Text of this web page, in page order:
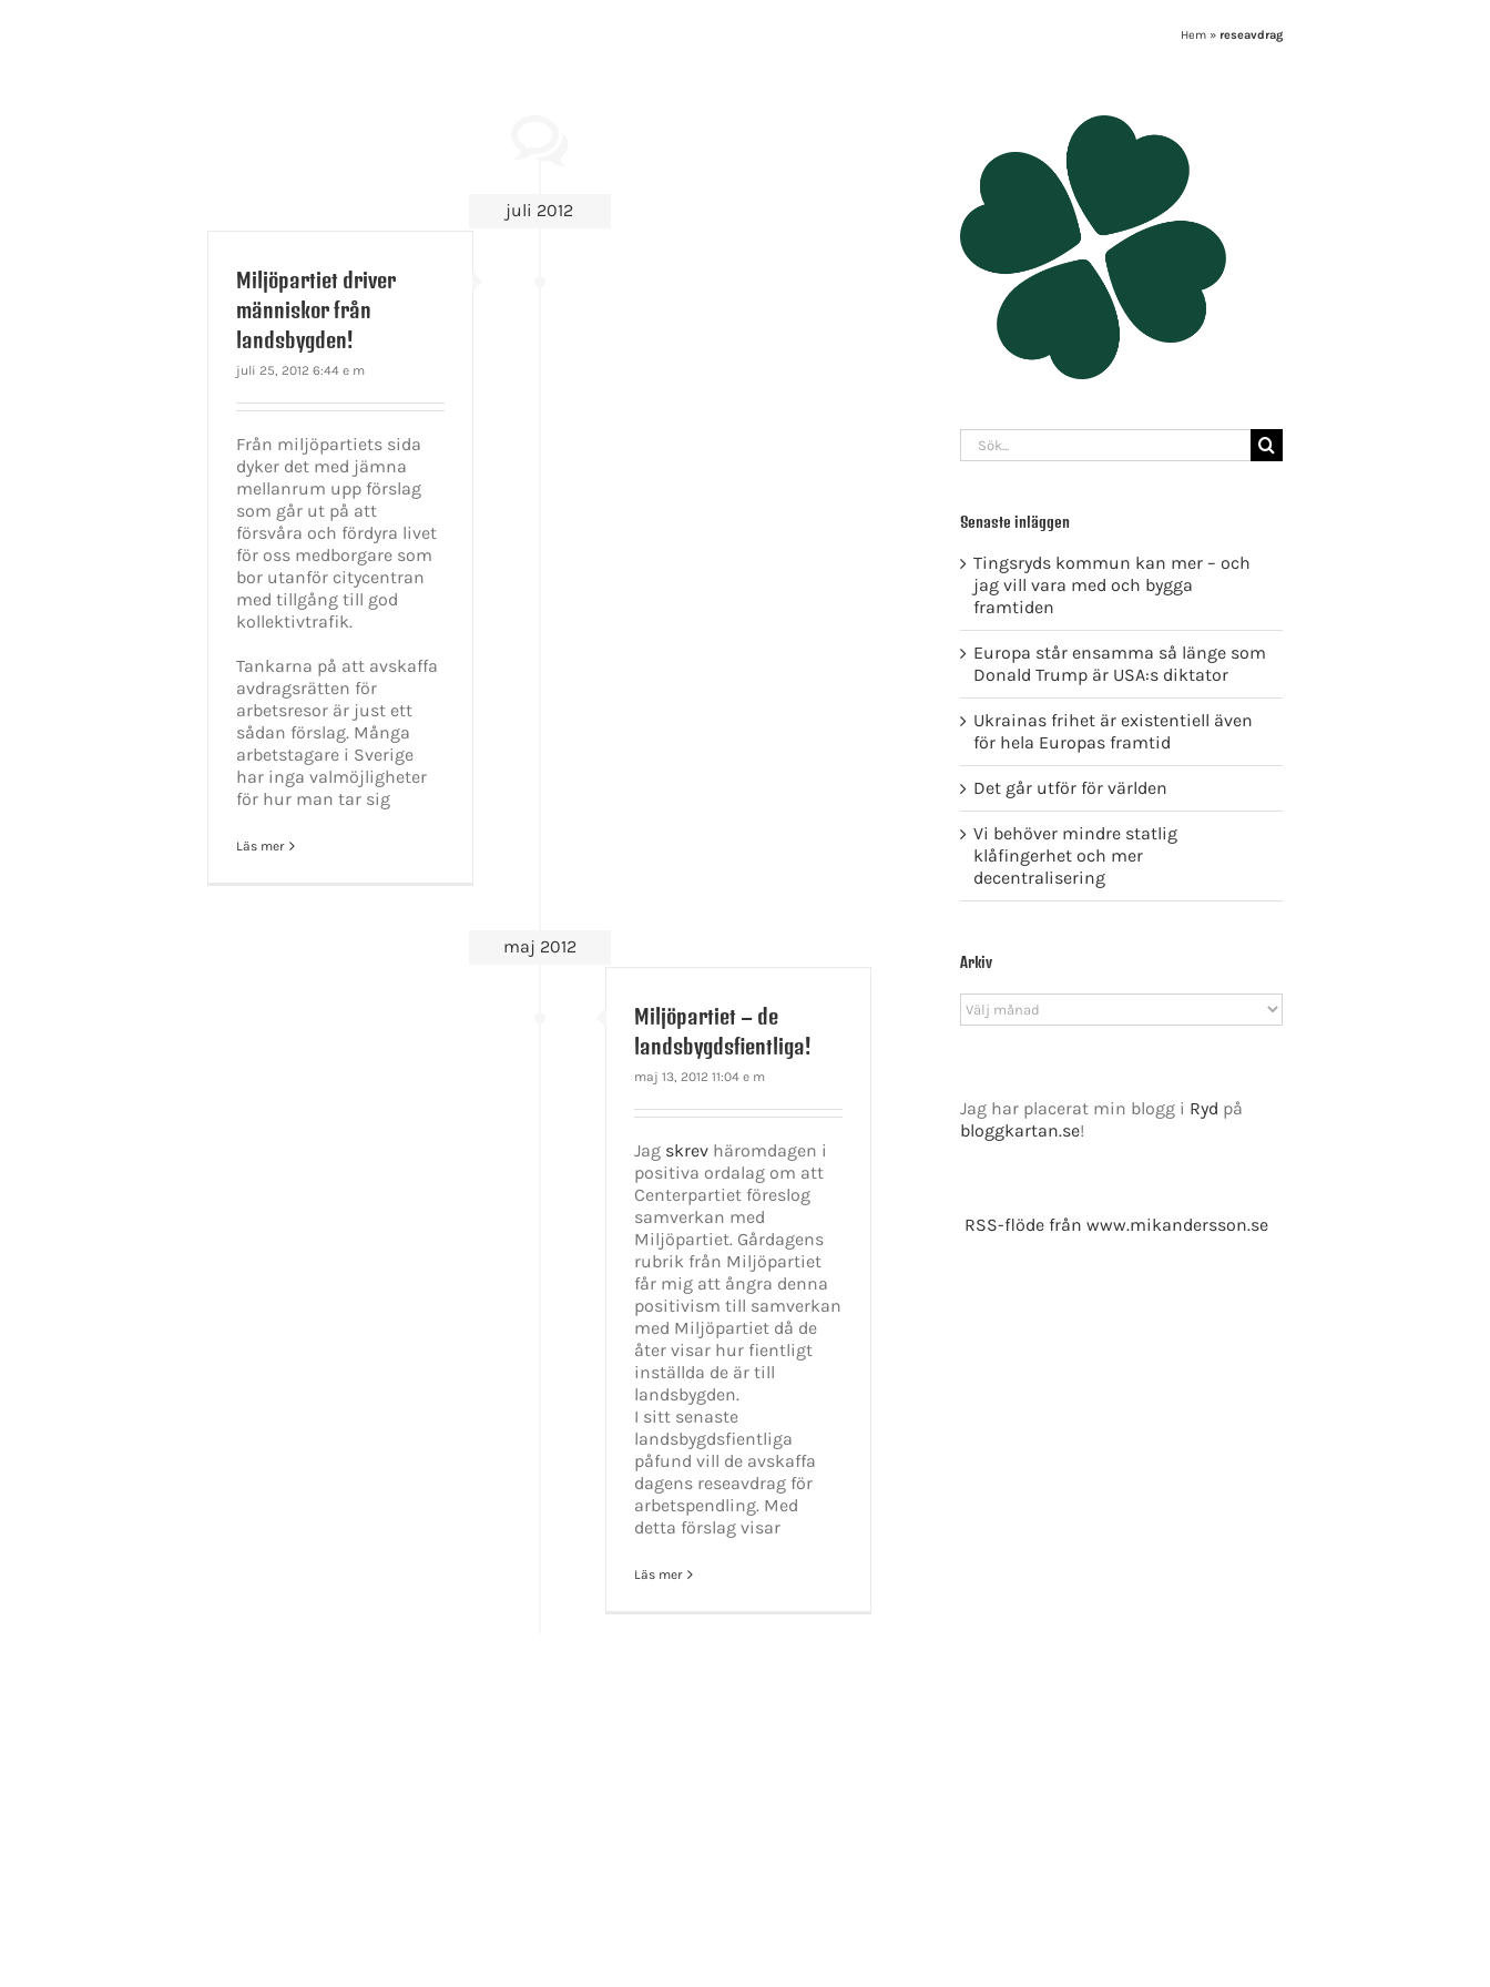
Hem » reseavdrag
juli 2012
Miljöpartiet driver
människor från
landsbygden!
juli 25, 2012 6:44 e m
Från miljöpartiets sida
dyker det med jämna
mellanrum upp förslag
som går ut på att
försvåra och fördyra livet
för oss medborgare som
bor utanför citycentran
med tillgång till god
kollektivtrafik.
Tankarna på att avskaffa
avdragsrätten för
arbetsresor är just ett
sådan förslag. Många
arbetstagare i Sverige
har inga valmöjligheter
för hur man tar sig
Läs mer
maj 2012
Miljöpartiet – de
landsbygdsfientliga!
maj 13, 2012 11:04 e m
Jag skrev häromdagen i
positiva ordalag om att
Centerpartiet föreslog
samverkan med
Miljöpartiet. Gårdagens
rubrik från Miljöpartiet
får mig att ångra denna
positivism till samverkan
med Miljöpartiet då de
åter visar hur fientligt
inställda de är till
landsbygden.
I sitt senaste
landsbygdsfientliga
påfund vill de avskaffa
dagens reseavdrag för
arbetspendling. Med
detta förslag visar
Läs mer
Sök
efter:
Senaste inläggen
Tingsryds kommun kan mer – och
jag vill vara med och bygga
framtiden
Europa står ensamma så länge som
Donald Trump är USA:s diktator
Ukrainas frihet är existentiell även
för hela Europas framtid
Det går utför för världen
Vi behöver mindre statlig
klåfingerhet och mer
decentralisering
Arkiv
Arkiv
Jag har placerat min blogg i Ryd på
bloggkartan.se!
RSS-flöde från www.mikandersson.se
GET SOCIAL